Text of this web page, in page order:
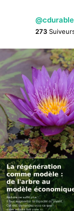
273